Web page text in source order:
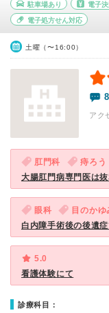
駐車場あり 電子
電子処方せん対応
土曜（〜16:00）
アク
肛門科 痔ろう
大腸肛門病専門医は抜
眼科 目のか
白内障手術後の後遺
5.0
看護体験にて
診療科目：